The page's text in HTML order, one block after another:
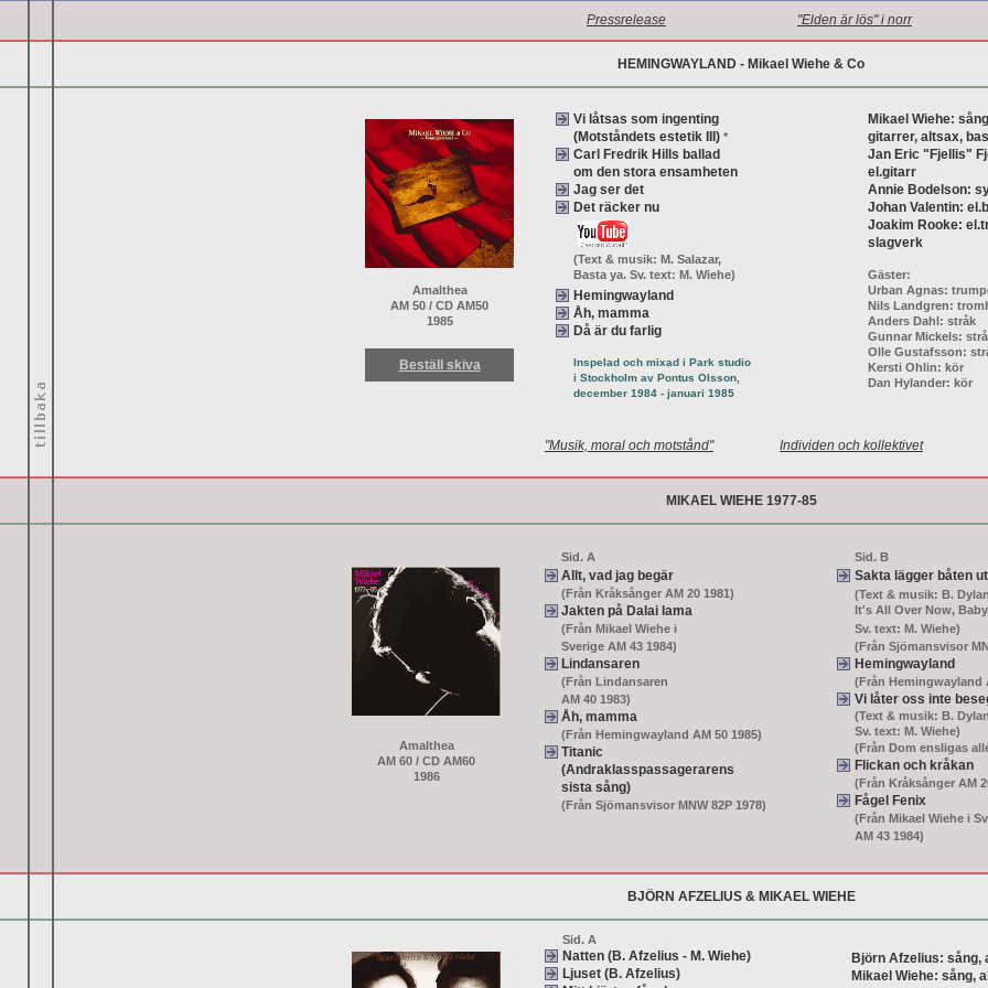
Pressrelease "Elden är lös" i norr
HEMINGWAYLAND - Mikael Wiehe & Co
Amalthea
AM 50 / CD AM50
1985
Beställ skiva
Vi låtsas som ingenting
(Motståndets estetik III) *
Carl Fredrik Hills ballad
om den stora ensamheten
Jag ser det
Det räcker nu
(Text & musik: M. Salazar,
Basta ya. Sv. text: M. Wiehe)
Hemingwayland
Åh, mamma
Då är du farlig
Inspelad och mixad i Park studio
i Stockholm av Pontus Olsson,
december 1984 - januari 1985
Mikael Wiehe:
gitarrer, altsax,
Jan Eric "Fjellis"
el.gitarr
Annie Bodelson:
Johan Valentin:
Joakim Rooke:
slagverk
Gäster:
Urban Agnas:
Nils Landgren:
Anders Dahl: stråk
Gunnar Mickels:
Olle Gustafsson:
Kersti Ohlin: kör
Dan Hylander: kör
"Musik, moral och motstånd" Individen och kollektivet
MIKAEL WIEHE 1977-85
Amalthea
AM 60 / CD AM60
1986
Sid. A
Allt, vad jag begär
(Från Kråksånger AM 20 1981)
Jakten på Dalai lama
(Från Mikael Wiehe i
Sverige AM 43 1984)
Lindansaren
(Från Lindansaren
AM 40 1983)
Åh, mamma
(Från Hemingwayland AM 50 1985)
Titanic
(Andraklasspassagerarens
sista sång)
(Från Sjömansvisor MNW 82P 1978)
Sid. B
Sakta lägger båten
(Text & musik: B.
It's All Over Now,
Sv. text: M. Wiehe)
(Från Sjömansvisor
Hemingwayland
(Från Hemingwayland
Vi låter oss inte
(Text & musik: B.
Sv. text: M. Wiehe)
(Från Dom ensligas
Flickan och kråkan
(Från Kråksånger AM
Fågel Fenix
(Från Mikael Wiehe i
AM 43 1984)
BJÖRN AFZELIUS & MIKAEL WIEHE
Sid. A
Natten (B. Afzelius - M. Wiehe)
Ljuset (B. Afzelius)
Björn Afzelius:
Mikael Wiehe: sång,